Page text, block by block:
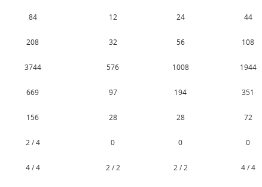
84 12 24 44
208 32 56 108
3744 576 1008 1944
669 97 194 351
156 28 28 72
2 / 4 0 0 0
4 / 4 2 / 2 2 / 2 4 / 4